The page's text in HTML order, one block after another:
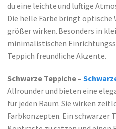
du eine leichte und luftige
Die helle Farbe bringt optische
größer wirken. Besonders in
minimalistischen
Teppich freundliche Akzente.
Schwarze Teppiche –
Allrounder und bieten eine
für jeden Raum. Sie wirken
Farbkonzepten. Ein schwarzer